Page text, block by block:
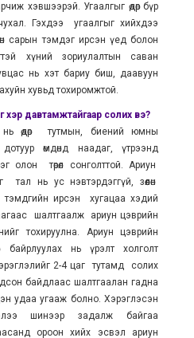
хэвшээрэй. Угаалгыг өдөр бүр
Гэхдээ угаалгыг хийхдээ
сарын тэмдэг ирсэн үед болон
хүний зориулалтын саван
нь хэт бариу биш, даавуун
хувьд тохиромжтой.
хэр давтамжтайгаар солих вэ?
нь өдөр тутмын, биений юмны
өмдөнд наадаг, үтрээнд
олон төрөл сонголттой. Ариун
нь ус нэвтэрдэггүй, зөөлөн
ирсэн хугацаа хэдий
шалтгаалж ариун цэврийн
тохируулна. Ариун цэврийн
байрлуулах нь үрэлт холголт
2-4 цаг тутамд солих
байдлаас шалтгаалан гадна
удаа угааж болно. Хэрэглэсэн
шинээр задалж байгаа
ороон хийх эсвэл ариун